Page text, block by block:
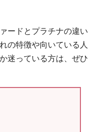
ードとプラチナの違い
の特徴や向いている人
迷っている方は、ぜひ